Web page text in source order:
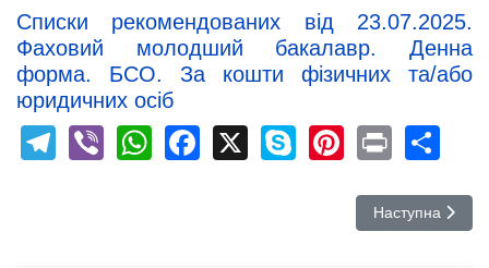
Списки рекомендованих від 23.07.2025.
Фаховий молодший бакалавр. Денна
форма. БСО. За кошти фізичних та/або
юридичних осіб
Telegram
ViberWhatsApp
Facebook
X SkypePinterest
Print
Наступна
Наступна